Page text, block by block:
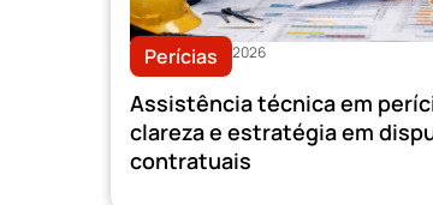
Perícias 2026
Assistência técnica em
clareza e estratégia em
contratuais